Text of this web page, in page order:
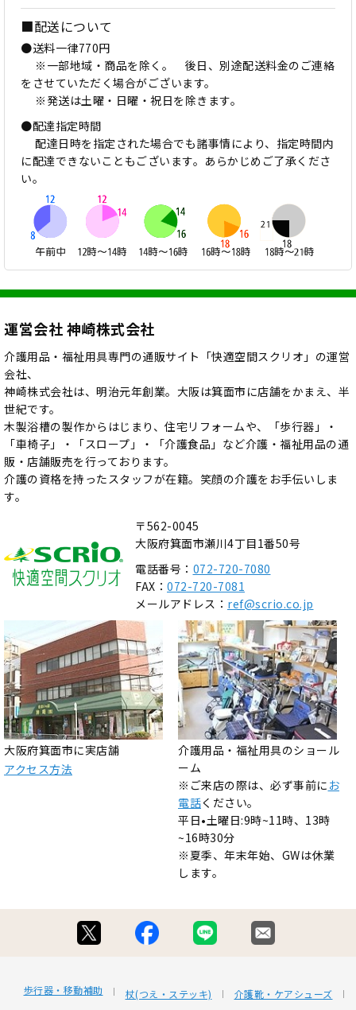
■配送について
●送料一律770円
※一部地域・商品を除く。 後日、別途配送料金のご連絡
をさせていただく場合がございます。
※発送は土曜・日曜・祝日を除きます。
●配達指定時間
配達日時を指定された場合でも諸事情により、指定時間内
に配達できないこともございます。あらかじめご了承くださ
い。
運営会社 神崎株式会社
介護用品・福祉用具専門の通販サイト「快適空間スクリオ」の運営
会社、
神崎株式会社は、明治元年創業。大阪は箕面市に店舗をかまえ、半
世紀です。
木製浴槽の製作からはじまり、住宅リフォームや、「歩行器」・
「車椅子」・「スロープ」・「介護食品」など介護・福祉用品の通
販・店舗販売を行っております。
介護の資格を持ったスタッフが在籍。笑顔の介護をお手伝いしま
す。
〒562-0045
大阪府箕面市瀬川4丁目1番50号
電話番号： 072-720-7080
FAX： 072-720-7081
メールアドレス： ref@scrio.co.jp
大阪府箕面市に実店舗
アクセス方法
介護用品・福祉用具のショール
ーム
※ご来店の際は、必ず事前に お
電話ください。
平日•土曜日:9時~11時、13時
~16時30分
※夏季、年末年始、GWは休業
します。
歩行器・移動補助 杖(つえ・ステッキ)
介護靴・ケアシューズ